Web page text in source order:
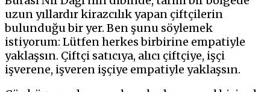
uzun yıllardır kirazcılık yapan çiftçilerin
bulunduğu bir yer. Ben şunu söylemek
istiyorum: Lütfen herkes birbirine empatiyle
yaklaşsın. Çiftçi satıcıya, alıcı çiftçiye, işçi
işverene, işveren işçiye empatiyle yaklaşsın.